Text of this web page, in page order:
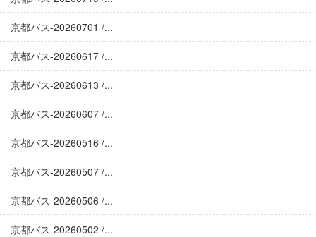
京都バス-20260701 /...
京都バス-20260617 /...
京都バス-20260613 /...
京都バス-20260607 /...
京都バス-20260516 /...
京都バス-20260507 /...
京都バス-20260506 /...
京都バス-20260502 /...